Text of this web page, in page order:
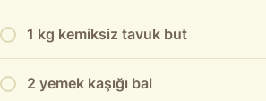
1 kg kemiksiz tavuk but
2 yemek kaşığı bal